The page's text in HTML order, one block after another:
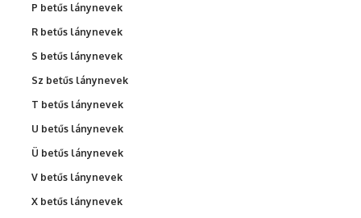
P betűs lánynevek
R betűs lánynevek
S betűs lánynevek
Sz betűs lánynevek
T betűs lánynevek
U betűs lánynevek
Ü betűs lánynevek
V betűs lánynevek
X betűs lánynevek